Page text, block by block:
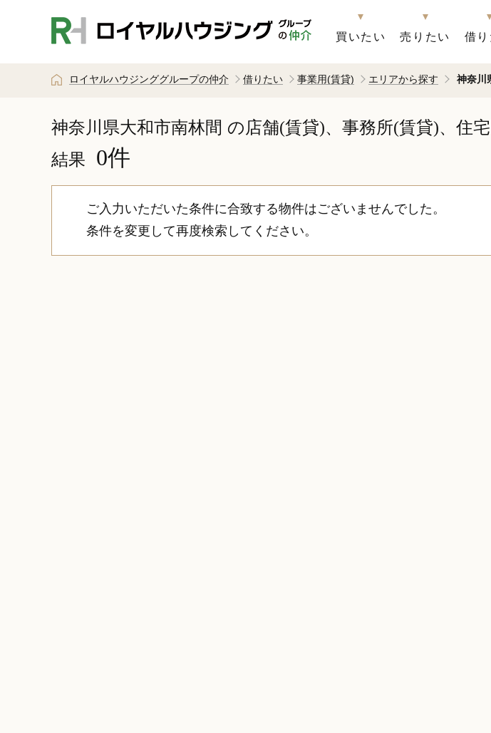
買いたい 売りたい 借
ロイヤルハウジンググループの仲介 借りたい 事業用(賃貸) エリアから探す 神奈川
神奈川県大和市南林間 の店舗(賃貸)、事務所(賃貸)、住
結果
0件
ご入力いただいた条件に合致する物件はございませんでした。
条件を変更して再度検索してください。